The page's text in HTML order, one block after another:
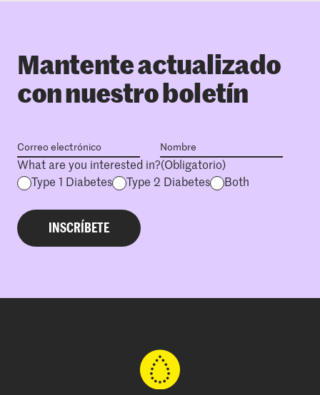
Mantente actualizado
con nuestro boletín
What are you interested in?(Obligatorio)
Type 1 Diabetes
Type 2 Diabetes Both